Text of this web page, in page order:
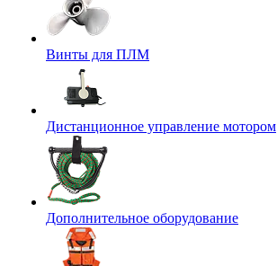
Винты для ПЛМ
Дистанционное управление мотором
Дополнительное оборудование